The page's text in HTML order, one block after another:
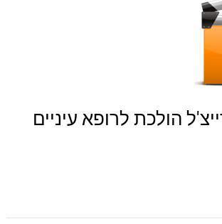
הולכת לרופא עיניים